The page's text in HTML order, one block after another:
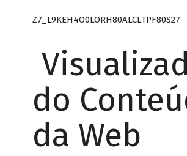
Z7_L9KEH4O0LORH80ALCLTPF80S27
do
da Web